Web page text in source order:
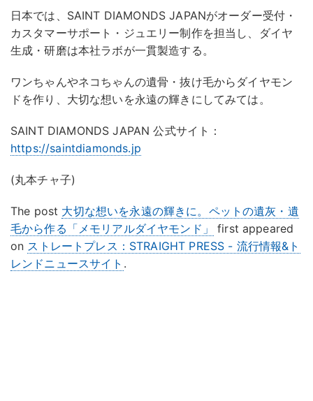
日本では、SAINT DIAMONDS JAPANがオーダー受付・
カスタマーサポート・ジュエリー制作を担当し、ダイヤ
生成・研磨は本社ラボが一貫製造する。
ワンちゃんやネコちゃんの遺骨・抜け毛からダイヤモン
ドを作り、大切な想いを永遠の輝きにしてみては。
SAINT DIAMONDS JAPAN 公式サイト：
https://saintdiamonds.jp
(丸本チャ子)
The post 大切な想いを永遠の輝きに。ペットの遺灰・遺
毛から作る「メモリアルダイヤモンド」
first appeared
on ストレートプレス：STRAIGHT PRESS - 流行情報&ト
レンドニュースサイト .